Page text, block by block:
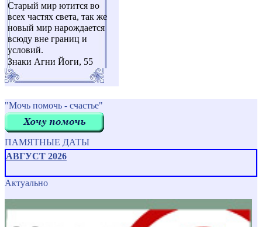
Старый мир ютится во
всех частях света, так же
новый мир нарождается
всюду вне границ и
условий.
Знаки Агни Йоги, 55
"Мочь помочь - счастье"
ПАМЯТНЫЕ ДАТЫ
АВГУСТ 2026
Актуально